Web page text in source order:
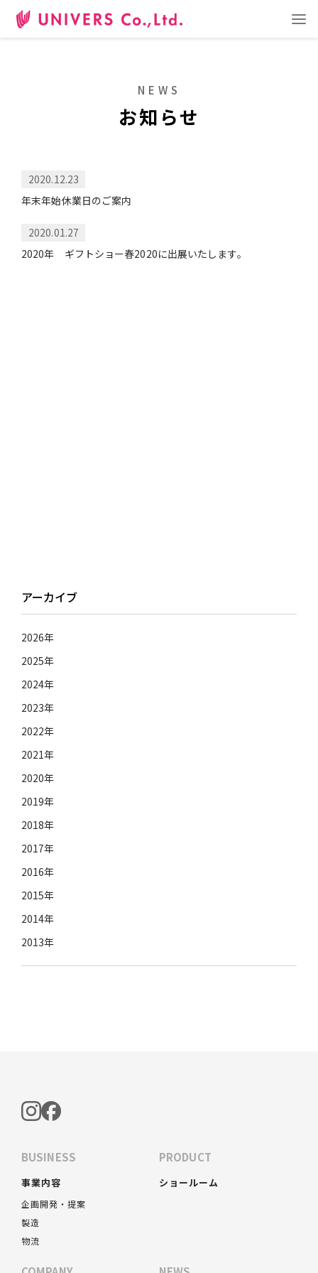
NEWS
お知らせ
アーカイブ
2026年
2025年
2024年
2023年
2022年
2021年
2020年
2019年
2018年
2017年
2016年
2015年
2014年
2013年
2020.12.23
年末年始休業日のご案内
2020.01.27
2020年 ギフトショー春2020に出展いたします。
BUSINESS
事業内容
企画開発・提案
製造
物流
PRODUCT
ショールーム